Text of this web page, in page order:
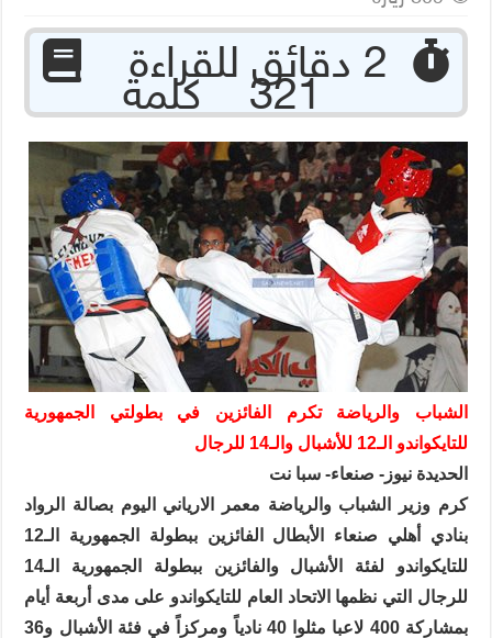
321 كلمة
الشباب والرياضة تكرم الفائزين في بطولتي الجمهورية
للتايكواندو الـ12 للأشبال والـ14 للرجال
الحديدة نيوز- صنعاء- سبا نت
كرم وزير الشباب والرياضة معمر الارياني اليوم بصالة الرواد
بنادي أهلي صنعاء الأبطال الفائزين ببطولة الجمهورية الـ12
للتايكواندو لفئة الأشبال والفائزين ببطولة الجمهورية الـ14
للرجال التي نظمها الاتحاد العام للتايكواندو على مدى أربعة أيام
بمشاركة 400 لاعبا مثلوا 40 نادياً ومركزاً في فئة الأشبال و36